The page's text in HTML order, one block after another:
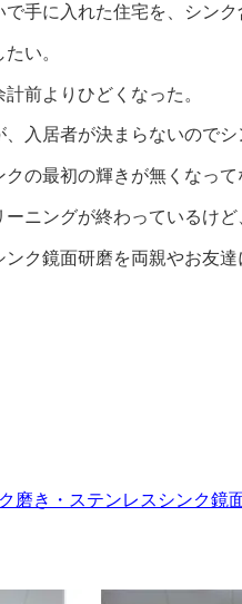
手に入れた住宅を、シン
い。
前よりひどくなった。
入居者が決まらないので
の最初の輝きが無くなって
ニングが終わっているけ
ク鏡面研磨を両親やお友
磨き・ステンレスシンク鏡